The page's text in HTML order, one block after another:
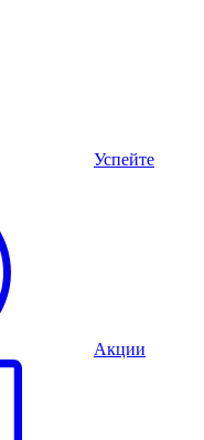
Успейте
Акции